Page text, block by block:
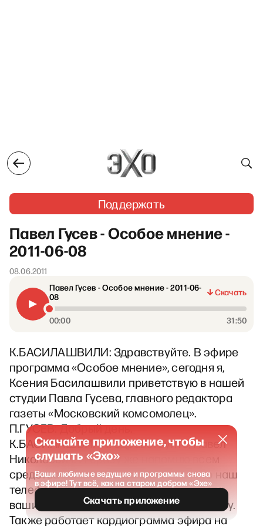
Поддержать
Павел Гусев - Особое мнение -
2011-06-08
08.06.2011
Павел Гусев - Особое мнение - 2011-06-
08
Скачать
00:00 31:50
К.БАСИЛАШВИЛИ: Здравствуйте. В эфире
программа «Особое мнение», сегодня я,
Ксения Басилашвили приветствую в нашей
студии Павла Гусева, главного редактора
газеты «Московский комсомолец».
П.ГУСЕВ: Добрый день.
К.БАСИЛАШВИЛИ: Здравствуйте, Павел
Николаевич. И сразу же напомню всем
средства связи. +7 985 970-45-45 – это наш
телефон, SMS, присылайте, пожалуйста,
ваши вопросы Павлу Николаевичу Гусеву.
Также работает кардиограмма эфира на
Скачайте приложение, чтобы
слушать «Эхо»
Ваши любимые ведущие и программы снова
в эфире! Тут всё, как на старом добром «Эхе»
Скачать приложение